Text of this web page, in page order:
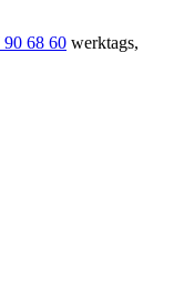
90 68 60 werktags,